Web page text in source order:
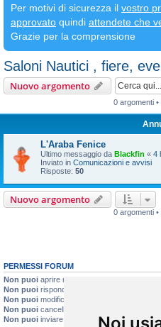
Per motivi di sicurezza il vostro
approvato quindi attendete che
Grazie per la comprensione
Saloni Nautici , fiere,
Nuovo argomento
0 argomenti •
L'Araba Fenice
Ultimo messaggio da Blackfin « 4
Inviato in Comunicazioni e avvisi
Risposte: 50
Nuovo argomento
0 argomenti •
PERMESSI FORUM
Non puoi aprire nuovi argomenti
Non puoi rispondere negli argomenti
Non puoi modificare i tuoi messaggi
Non puoi cancellare i tuoi messaggi
Non puoi inviare allegati